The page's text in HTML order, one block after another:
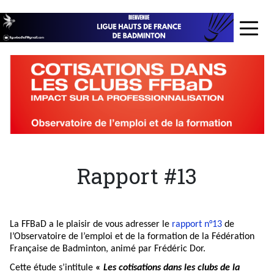
au
contenu
≡
Rapport #13
La FFBaD a le plaisir de vous adresser le rapport n°13 de
l’Observatoire de l’emploi et de la formation de la Fédération
Française de Badminton, animé par Frédéric Dor.
Cette étude s’intitule « Les cotisations dans les clubs de la